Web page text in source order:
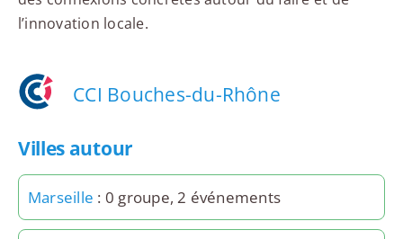
l’innovation locale.
CCI Bouches-du-Rhône
Villes autour
Marseille : 0 groupe, 2 événements